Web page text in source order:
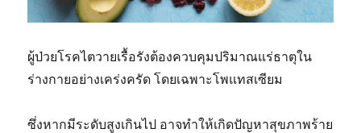
ผู้ป่วยโรคไตวายเรื้อรังต้องควบคุมปริมาณแร่ธาตุใน
ร่างกายอย่างเคร่งครัด โดยเฉพาะโพแทสเซียม
ซึ่งหากมีระดับสูงเกินไป อาจทำให้เกิดปัญหาสุขภาพร้าย